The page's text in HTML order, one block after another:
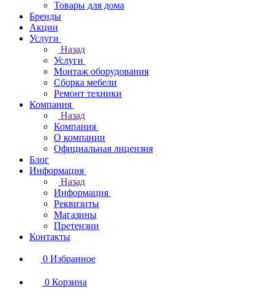
Товары для дома
Бренды
Акции
Услуги
Назад
Услуги
Монтаж оборудования
Сборка мебели
Ремонт техники
Компания
Назад
Компания
О компании
Официальная лицензия
Блог
Информация
Назад
Информация
Реквизиты
Магазины
Претензии
Контакты
0 Избранное
0 Корзина